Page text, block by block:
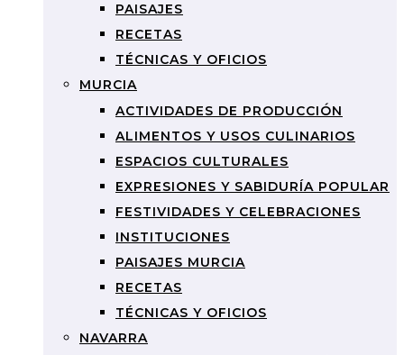
PAISAJES
RECETAS
TÉCNICAS Y OFICIOS
MURCIA
ACTIVIDADES DE PRODUCCIÓN
ALIMENTOS Y USOS CULINARIOS
ESPACIOS CULTURALES
EXPRESIONES Y SABIDURÍA POPULAR
FESTIVIDADES Y CELEBRACIONES
INSTITUCIONES
PAISAJES MURCIA
RECETAS
TÉCNICAS Y OFICIOS
NAVARRA